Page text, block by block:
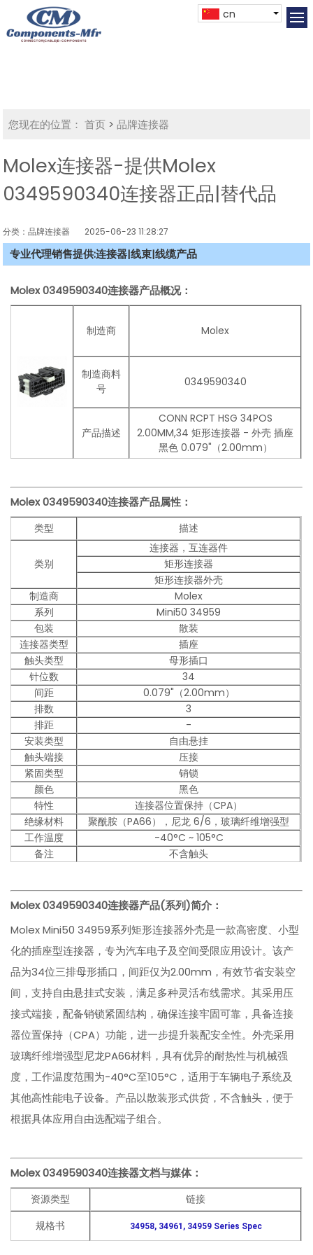
cn
您现在的位置： 首页 >品牌连接器
Molex连接器-提供Molex
0349590340连接器正品|替代品
分类：品牌连接器 2025-06-23 11:28:27
专业代理销售提供:连接器|线束|线缆产品
Molex0349590340连接器产品概况：
制造商 Molex
制造商料
号
0349590340
产品描述
CONN RCPT HSG 34POS
2.00MM,34 矩形连接器 - 外壳 插座
黑色 0.079"（2.00mm）
Molex 0349590340连接器产品属性：
类型 描述
类别
连接器，互连器件
矩形连接器
矩形连接器外壳
制造商
Molex
系列
Mini50 34959
包装
散装
连接器类型
插座
触头类型
母形插口
针位数
34
间距
0.079"（2.00mm）
排数
3
排距
-
安装类型
自由悬挂
触头端接
压接
紧固类型
销锁
颜色
黑色
特性
连接器位置保持（CPA）
绝缘材料
聚酰胺（PA66），尼龙 6/6，玻璃纤维增强型
工作温度
-40°C ~ 105°C
备注
不含触头
Molex 0349590340连接器产品(系列)简介：
Molex Mini50 34959系列矩形连接器外壳是一款高密度、小型
化的插座型连接器，专为汽车电子及空间受限应用设计。该产
品为34位三排母形插口，间距仅为2.00mm，有效节省安装空
间，支持自由悬挂式安装，满足多种灵活布线需求。其采用压
接式端接，配备销锁紧固结构，确保连接牢固可靠，具备连接
器位置保持（CPA）功能，进一步提升装配安全性。外壳采用
玻璃纤维增强型尼龙PA66材料，具有优异的耐热性与机械强
度，工作温度范围为-40°C至105°C，适用于车辆电子系统及
其他高性能电子设备。产品以散装形式供货，不含触头，便于
根据具体应用自由选配端子组合。
Molex 0349590340连接器文档与媒体：
资源类型
链接
规格书
34958, 34961, 34959 Series Spec